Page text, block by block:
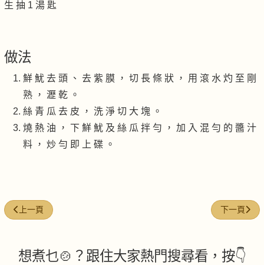
生 抽 1 湯 匙
做法
鮮 魷 去 頭 、 去 紫 膜 ， 切 長 條 狀 ， 用 滾 水 灼 至 剛
熟 ， 瀝 乾 。
絲 青 瓜 去 皮 ， 洗 淨 切 大 塊 。
燒 熱 油 ， 下 鮮 魷 及 絲 瓜 拌 勻 ， 加 入 混 勻 的 醬 汁
料 ， 炒 勻 即 上 碟 。
上一篇文章: 花枝韭菜花
上一頁 下一篇文章
下一頁
想煮乜🍲？跟住大家熱門搜尋看，按👇